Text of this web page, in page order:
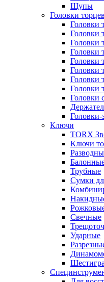
Щупы
Головки
Головки
Головки
Головки
Головки
Головки
Головки
Головки
Головки
Головки
Головки-
Ключи
TORX
Ключи
Трубные
Сумки
Свечные
Ударные